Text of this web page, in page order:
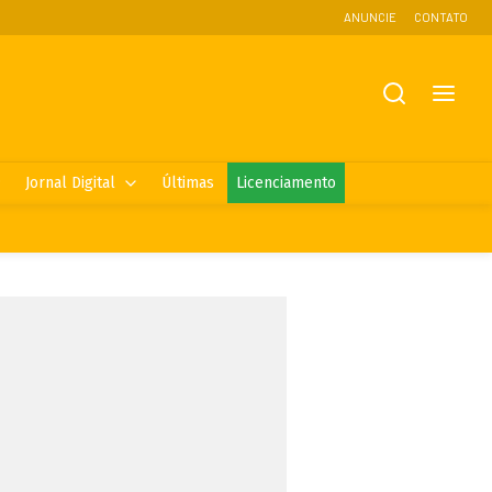
ANUNCIE CONTATO
Jornal Digital Últimas Licenciamento